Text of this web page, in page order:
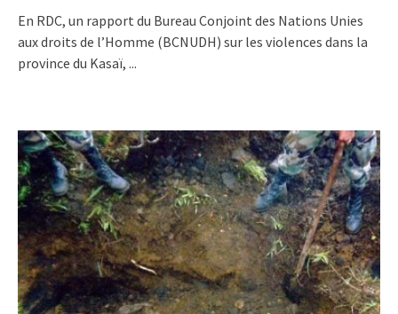
En RDC, un rapport du Bureau Conjoint des Nations Unies
aux droits de l’Homme (BCNUDH) sur les violences dans la
province du Kasaï, ...